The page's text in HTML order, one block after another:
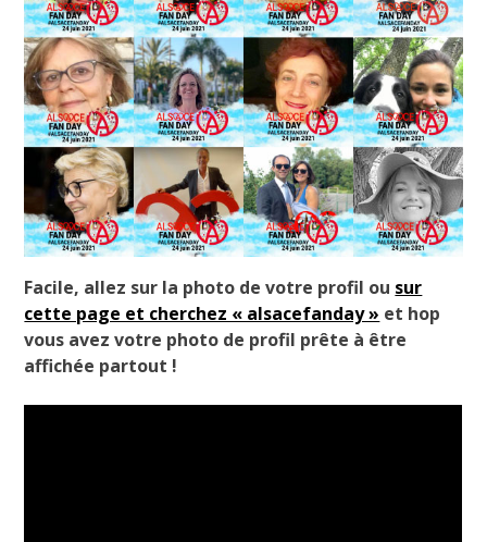
Facile, allez sur la photo de votre profil ou sur
cette page et cherchez « alsacefanday » et hop
vous avez votre photo de profil prête à être
affichée partout !